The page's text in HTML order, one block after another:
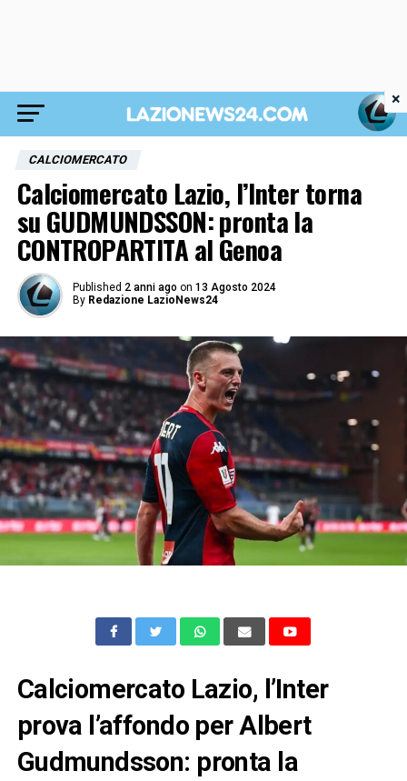
CALCIOMERCATO
Calciomercato Lazio, l’Inter torna
su GUDMUNDSSON: pronta la
CONTROPARTITA al Genoa
Published 2 anni ago on 13 Agosto 2024
By Redazione LazioNews24
Calciomercato Lazio, l’Inter
prova l’affondo per Albert
Gudmundsson: pronta la
×